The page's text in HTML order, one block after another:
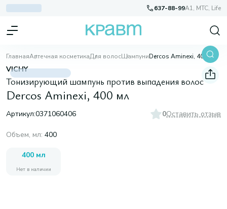
637-88-99A1, МТС, Life
ГлавнаяАптечная косметикаДля волосШампуниDercos Aminexi, 400 мл
VICHY
Тонизирующий шампунь против выпадения волос
Dercos Aminexi, 400 мл
Артикул:0371060406 0Оставить отзыв
Объем, мл: 400
400 мл
Нет в наличии